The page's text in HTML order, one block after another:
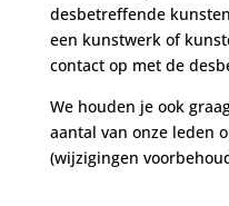
desbetreffende
een kunstwerk of
contact op met de
We houden je ook
aantal van onze leden
(wijzigingen